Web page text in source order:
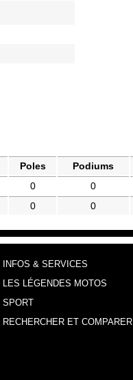
Poles Podiums
0 0
0 0
INFOS & SERVICES
LES LÉGENDES MOTOS
SPORT
RECHERCHER ET COMPARER